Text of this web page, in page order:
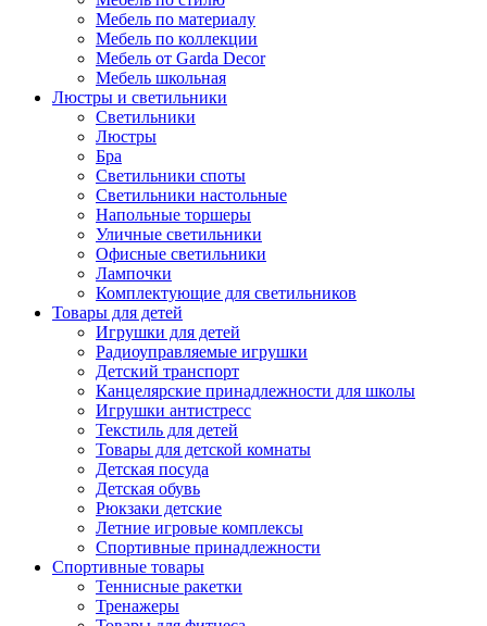
Мебель по материалу
Мебель по коллекции
Мебель от Garda Decor
Мебель школьная
Люстры и светильники
Светильники
Люстры
Бра
Светильники споты
Светильники настольные
Напольные торшеры
Уличные светильники
Офисные светильники
Лампочки
Комплектующие для светильников
Товары для детей
Игрушки для детей
Радиоуправляемые игрушки
Детский транспорт
Канцелярские принадлежности для школы
Игрушки антистресс
Текстиль для детей
Товары для детской комнаты
Детская посуда
Детская обувь
Рюкзаки детские
Летние игровые комплексы
Спортивные принадлежности
Спортивные товары
Теннисные ракетки
Тренажеры